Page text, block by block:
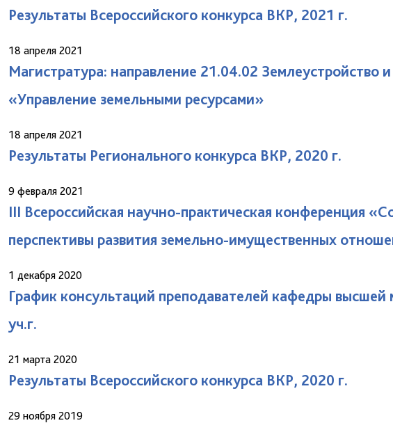
Результаты Всероссийского конкурса ВКР, 2021 г.
18 апреля 2021
Магистратура: направление 21.04.02 Землеустройство
«Управление земельными ресурсами»
18 апреля 2021
Результаты Регионального конкурса ВКР, 2020 г.
9 февраля 2021
III Всероссийская научно-практическая конференция
перспективы развития земельно-имущественных
1 декабря 2020
График консультаций преподавателей кафедры
уч.г.
21 марта 2020
Результаты Всероссийского конкурса ВКР, 2020 г.
29 ноября 2019